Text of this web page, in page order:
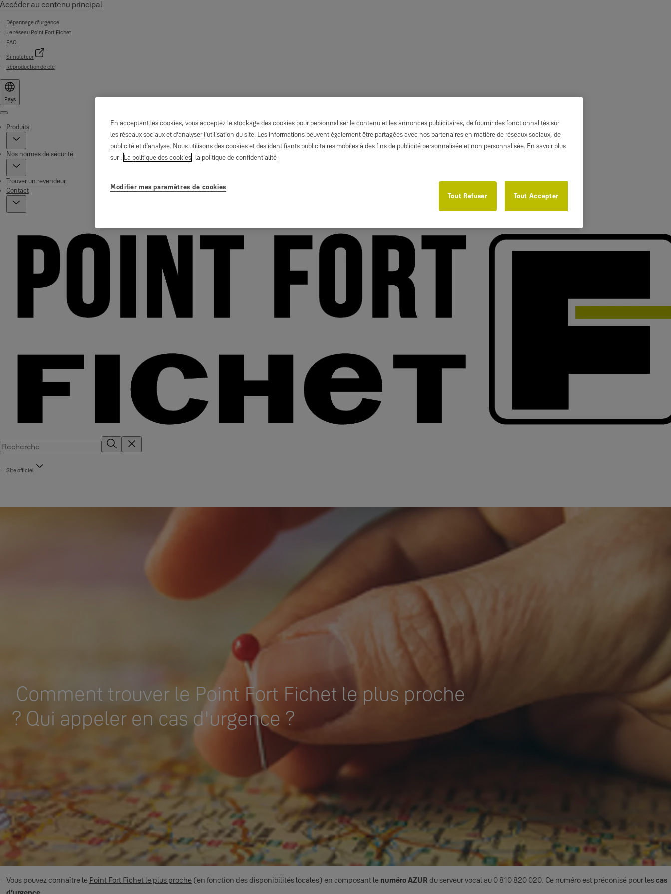
Accéder au contenu principal
Dépannage d'urgence
Le réseau Point Fort Fichet
FAQ
Simulateur
Reproduction de clé
Pays
Menu
Produits
Nos normes de sécurité
Trouver un revendeur
Contact
Site officiel
Comment trouver le Point Fort Fichet le plus proche
? Qui appeler en cas d'urgence ?
Vous pouvez connaître le Point Fort Fichet le plus proche(en fonction des disponibilités locales) en composant le numéro AZUR du serveur vocal au 0 810 820 020. Ce numéro est préconisé pour lescas
En acceptant les cookies, vous acceptez le stockage des cookies pour personnaliser le contenu et les annonces publicitaires, de fournir des fonctionnalités sur
les réseaux sociaux et d’analyser l’utilisation du site. Les informations peuvent également être partagées avec nos partenaires en matière de réseaux sociaux, de
publicité et d’analyse. Nous utilisons des cookies et des identifiants publicitaires mobiles à des fins de publicité personnalisée et non personnalisée. En savoir plus
sur : La politique des cookies la politique de confidentialité
Modifier mes paramètres de cookies
Tout Refuser
Tout Accepter